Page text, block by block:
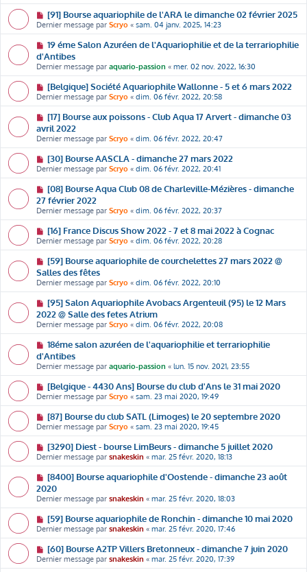
[91] Bourse aquariophile de l'ARA le dimanche 02 février 2025
Dernier message par Scryo « sam. 04 janv. 2025, 14:23
19 éme Salon Azuréen de l'Aquariophilie et de la terrariophilie
d'Antibes
Dernier message par aquario-passion « mer. 02 nov. 2022, 16:30
[Belgique] Société Aquariophile Wallonne - 5 et 6 mars 2022
Dernier message par Scryo « dim. 06 févr. 2022, 20:58
[17] Bourse aux poissons - Club Aqua 17 Arvert - dimanche 03
avril 2022
Dernier message par Scryo « dim. 06 févr. 2022, 20:47
[30] Bourse AASCLA - dimanche 27 mars 2022
Dernier message par Scryo « dim. 06 févr. 2022, 20:41
[08] Bourse Aqua Club 08 de Charleville-Mézières - dimanche
27 février 2022
Dernier message par Scryo « dim. 06 févr. 2022, 20:37
[16] France Discus Show 2022 - 7 et 8 mai 2022 à Cognac
Dernier message par Scryo « dim. 06 févr. 2022, 20:28
[59] Bourse aquariophile de courchelettes 27 mars 2022 @
Salles des fêtes
Dernier message par Scryo « dim. 06 févr. 2022, 20:10
[95] Salon Aquariophile Avobacs Argenteuil (95) le 12 Mars
2022 @ Salle des fetes Atrium
Dernier message par Scryo « dim. 06 févr. 2022, 20:08
18éme salon azuréen de l'aquariophilie et terrariophilie
d'Antibes
Dernier message par aquario-passion « lun. 15 nov. 2021, 23:55
[Belgique - 4430 Ans] Bourse du club d'Ans le 31 mai 2020
Dernier message par Scryo « sam. 23 mai 2020, 19:49
[87] Bourse du club SATL (Limoges) le 20 septembre 2020
Dernier message par Scryo « sam. 23 mai 2020, 19:45
[3290] Diest - bourse LimBeurs - dimanche 5 juillet 2020
Dernier message par snakeskin « mar. 25 févr. 2020, 18:13
[8400] Bourse aquariophile d'Oostende - dimanche 23 août
2020
Dernier message par snakeskin « mar. 25 févr. 2020, 18:03
[59] Bourse aquariophile de Ronchin - dimanche 10 mai 2020
Dernier message par snakeskin « mar. 25 févr. 2020, 17:46
[60] Bourse A2TP Villers Bretonneux - dimanche 7 juin 2020
Dernier message par snakeskin « mar. 25 févr. 2020, 17:39